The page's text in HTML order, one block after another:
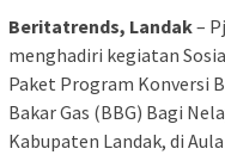
Beritatrends, Landak–
menghadiri kegiatan
Paket Program Konversi
Bakar Gas (BBG) Bagi
Kabupaten Landak, di